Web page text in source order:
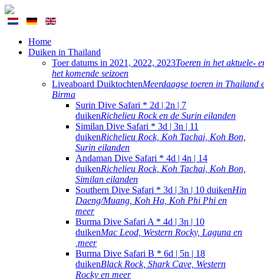
Home
Duiken in Thailand
Toer datums in 2021, 2022, 2023Toeren in het aktuele-
het komende seizoen
Liveaboard DuiktochtenMeerdaagse toeren in Thailand
Birma
Surin Dive Safari * 2d | 2n | 7
duikenRichelieu Rock en de Surin eilanden
Similan Dive Safari * 3d | 3n | 11
duikenRichelieu Rock, Koh Tachai, Koh Bon,
Surin eilanden
Andaman Dive Safari * 4d | 4n | 14
duikenRichelieu Rock, Koh Tachai, Koh Bon,
Similan eilanden
Southern Dive Safari * 3d | 3n | 10 duikenHin
Daeng/Muang, Koh Ha, Koh Phi Phi en
meer
Burma Dive Safari A * 4d | 3n | 10
duikenMac Leod, Western Rocky, Laguna en
,meer
Burma Dive Safari B * 6d | 5n | 18
duikenBlack Rock, Shark Cave, Western
Rocky en meer